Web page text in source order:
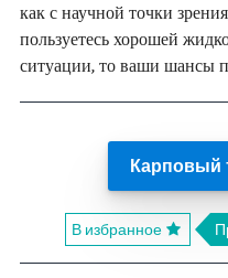
как с научной точки
пользуетесь хорошей
ситуации, то ваши шансы
Карповый
В избранное